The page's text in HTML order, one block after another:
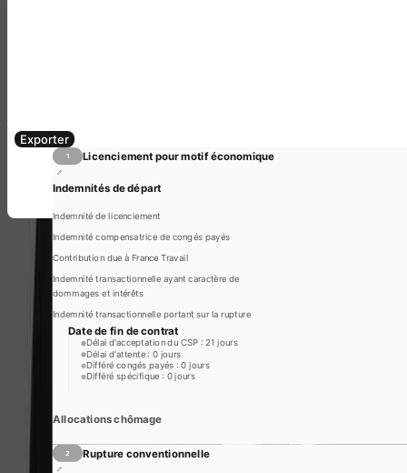
Exporter
1 Licenciement pour motif économique
Indemnités de départ
Indemnité de licenciement
Indemnité compensatrice de congés payés
Contribution due à France Travail
Indemnité transactionnelle ayant caractère de
dommages et intérêts
Indemnité transactionnelle portant sur la rupture
Date de fin de contrat
Délai d'acceptation du CSP : 21 jours
Délai d'attente : 0 jours
Différé congés payés : 0 jours
Différé spécifique : 0 jours
Allocations chômage
2 Rupture conventionnelle